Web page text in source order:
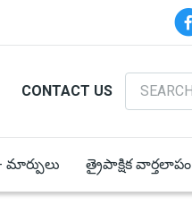
CONTACT US
Search
మార్పులు త్రైపాక్షిక వార్తలాపం